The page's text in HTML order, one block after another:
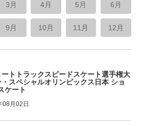
3月 4月 5月 6月
9月 10月 11月 12月
トトラックスピードスケート選手権大
スペシャルオリンピックス日本 ショ
ケート
月02日